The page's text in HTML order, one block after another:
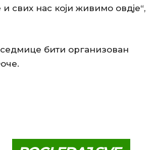
свих нас који живимо овдје“,
бити организован